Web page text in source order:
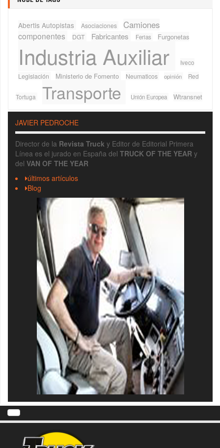
Abertis Autopistas Asociaciones Camiones
componentes DGT Fabricantes Ferias Furgonetas
Industria Auxiliar
Iveco
Legislación
Ministerio de Fomento Neumaticos opinión Red
Tortuga Transporte Unión Europea Wtransnet
JAVIER PEDROCHE
Director de la Revista Truck y Editor de Editorial Primera
Línea es el jurado en España del TRUCK OF THE YEAR y
del VAN OF THE YEAR
últimos artículos
Blog